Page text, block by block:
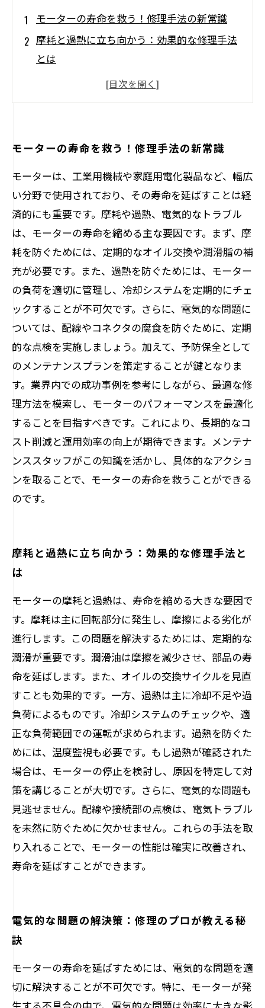
モーターの寿命を救う！修理手法の新常識
摩耗と過熱に立ち向かう：効果的な修理手法
とは
電気的な問題の解決策：修理のプロが教える
秘訣
ちさせるために
知識と技術でモーター寿命を延ばす！実践ガ
イド
あなたのモーターを救うための最終提言：修
理手法の総まとめ
モーターの寿命を救う！修理手法の新常識
モーターは、工業用機械や家庭用電化製品など、幅広
い分野で使用されており、その寿命を延ばすことは経
済的にも重要です。摩耗や過熱、電気的なトラブル
は、モーターの寿命を縮める主な要因です。まず、摩
耗を防ぐためには、定期的なオイル交換や潤滑脂の補
充が必要です。また、過熱を防ぐためには、モーター
の負荷を適切に管理し、冷却システムを定期的にチェ
ックすることが不可欠です。さらに、電気的な問題に
ついては、配線やコネクタの腐食を防ぐために、定期
的な点検を実施しましょう。加えて、予防保全として
のメンテナンスプランを策定することが鍵となりま
す。業界内での成功事例を参考にしながら、最適な修
理方法を模索し、モーターのパフォーマンスを最適化
することを目指すべきです。これにより、長期的なコ
スト削減と運用効率の向上が期待できます。メンテナ
ンススタッフがこの知識を活かし、具体的なアクショ
ンを取ることで、モーターの寿命を救うことができる
のです。
摩耗と過熱に立ち向かう：効果的な修理手法と
は
モーターの摩耗と過熱は、寿命を縮める大きな要因で
す。摩耗は主に回転部分に発生し、摩擦による劣化が
進行します。この問題を解決するためには、定期的な
潤滑が重要です。潤滑油は摩擦を減少させ、部品の寿
命を延ばします。また、オイルの交換サイクルを見直
すことも効果的です。一方、過熱は主に冷却不足や過
負荷によるものです。冷却システムのチェックや、適
正な負荷範囲での運転が求められます。過熱を防ぐた
めには、温度監視も必要です。もし過熱が確認された
場合は、モーターの停止を検討し、原因を特定して対
策を講じることが大切です。さらに、電気的な問題も
見逃せません。配線や接続部の点検は、電気トラブル
を未然に防ぐために欠かせません。これらの手法を取
り入れることで、モーターの性能は確実に改善され、
寿命を延ばすことができます。
電気的な問題の解決策：修理のプロが教える秘
訣
モーターの寿命を延ばすためには、電気的な問題を適
切に解決することが不可欠です。特に、モーターが発